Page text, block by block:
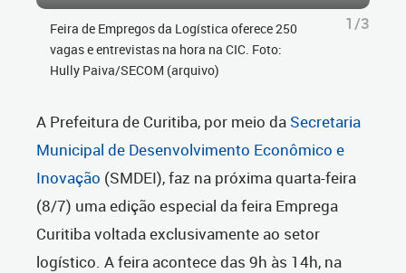
Feira de Empregos da Logística oferece 250
vagas e entrevistas na hora na CIC. Foto:
Hully Paiva/SECOM (arquivo)
1/3
A Prefeitura de Curitiba, por meio da Secretaria
Municipal de Desenvolvimento Econômico e
Inovação (SMDEI), faz na próximaquarta-feira
(8/7) uma edição especial da feira Emprega
Curitiba voltada exclusivamente ao setor
logístico. A feira acontece das 9h às 14h, na